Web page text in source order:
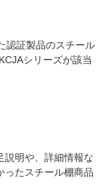
認証製品のスチール
シリーズが該当
説明や、詳細情報な
ったスチール棚商品